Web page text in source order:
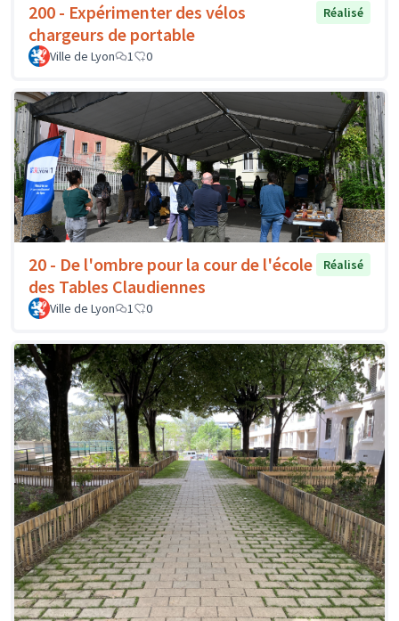
200 - Expérimenter des vélos
chargeurs de portable
Réalisé
Ville de Lyon 1 0
20 - De l'ombre pour la cour de l'école
des Tables Claudiennes
Réalisé
Ville de Lyon 1 0